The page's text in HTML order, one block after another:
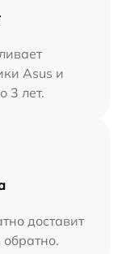
Asus и
3 лет.
доставит